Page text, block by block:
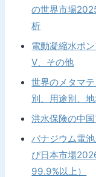
の世界市場
析
電動凝縮水ポ
V、その他
世界のメタマ
別、用途別、
洪水保険の中
バナジウム電
び日本市場
99.9%以上）